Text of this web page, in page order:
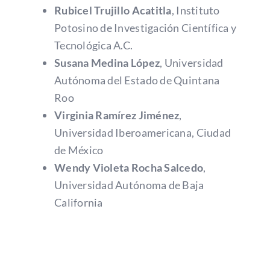
Rubicel Trujillo Acatitla, Instituto
Potosino de Investigación Científica y
Tecnológica A.C.
Susana Medina López, Universidad
Autónoma del Estado de Quintana
Roo
Virginia Ramírez Jiménez,
Universidad Iberoamericana, Ciudad
de México
Wendy Violeta Rocha Salcedo,
Universidad Autónoma de Baja
California